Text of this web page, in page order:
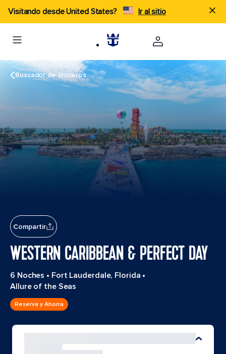
Visitando desde United States? Ir al sitio
Buscador de cruceros
Compartir
WESTERN CARIBBEAN & PERFECT DAY
6 Noches • Fort Lauderdale, Florida •
Allure of the Seas
Reserva y Ahorra